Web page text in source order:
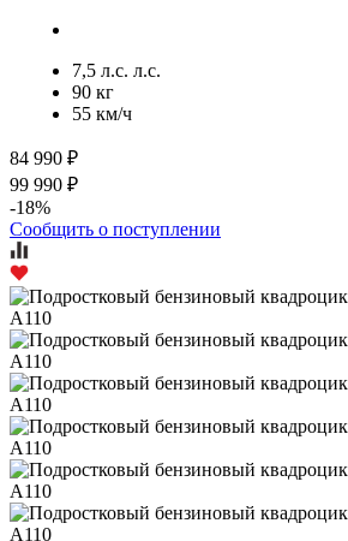
7,5 л.с. л.с.
90 кг
55 км/ч
84 990 ₽
99 990 ₽
-18%
Сообщить о поступлении